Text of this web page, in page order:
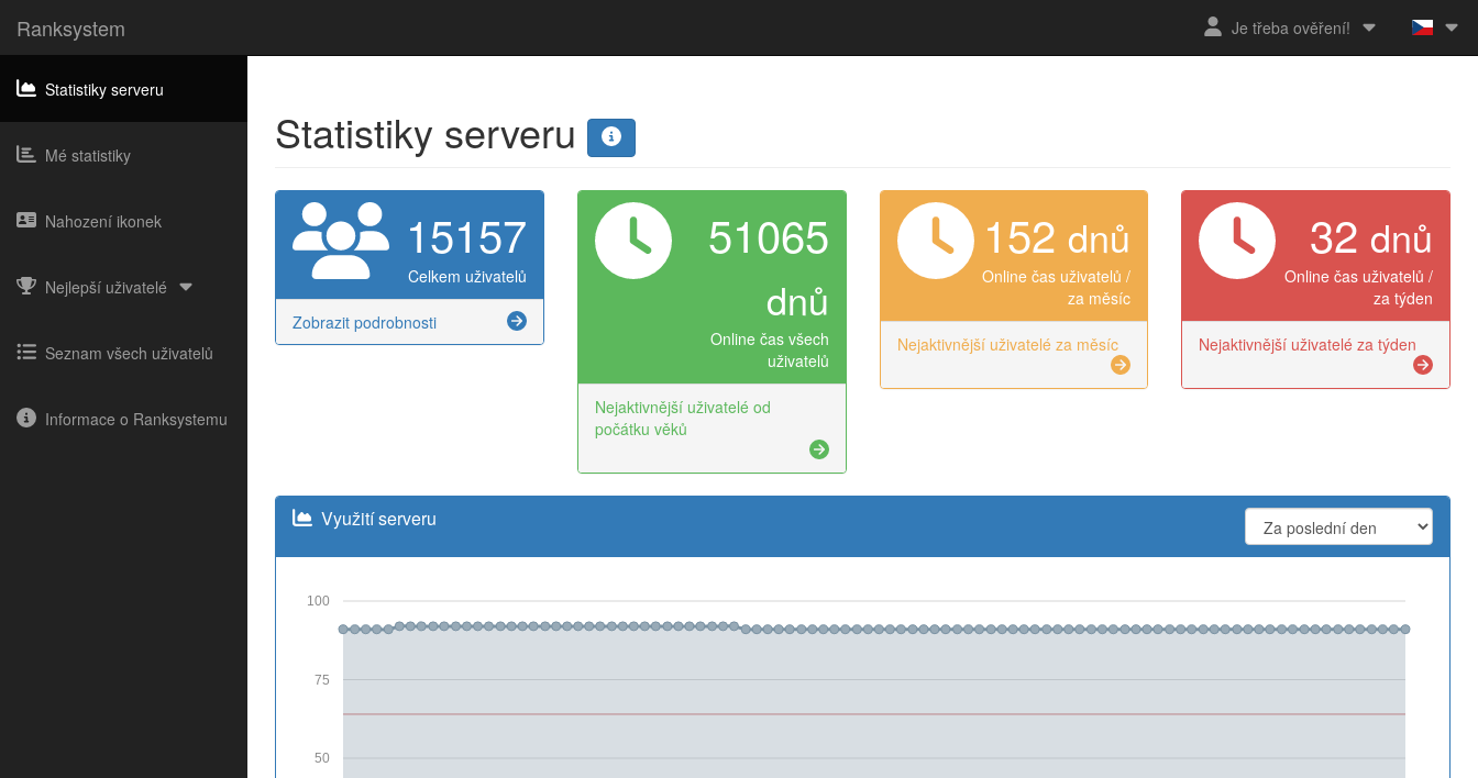
Ranksystem Je třeba ověření!
Statistiky serveru
Mé statistiky
Nahození ikonek
Nejlepší uživatelé
Seznam všech uživatelů
Informace o Ranksystemu
Statistiky serveru
15157
Celkem uživatelů
Zobrazit podrobnosti
51065
dnů
Online čas všech
uživatelů
Nejaktivnější uživatelé od
počátku věků
152 dnů
Online čas uživatelů /
za měsíc
Nejaktivnější uživatelé za měsíc
32 dnů
Online čas uživatelů /
za týden
Nejaktivnější uživatelé za týden
Využití serveru
50
75
100